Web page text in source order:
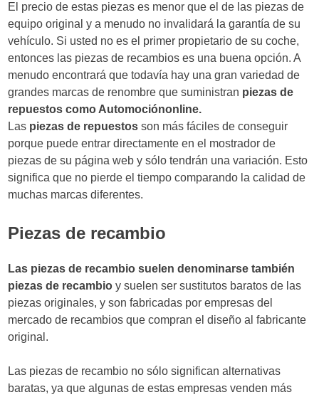
El precio de estas piezas es menor que el de las piezas de
equipo original y a menudo no invalidará la garantía de su
vehículo. Si usted no es el primer propietario de su coche,
entonces las piezas de recambios es una buena opción. A
menudo encontrará que todavía hay una gran variedad de
grandes marcas de renombre que suministran piezas de
repuestos como Automociónonline.
Las piezas de repuestos son más fáciles de conseguir
porque puede entrar directamente en el mostrador de
piezas de su página web y sólo tendrán una variación. Esto
significa que no pierde el tiempo comparando la calidad de
muchas marcas diferentes.
Piezas de recambio
Las piezas de recambio suelen denominarse también
piezas de recambioy suelen ser sustitutos baratos de las
piezas originales, y son fabricadas por empresas del
mercado de recambios que compran el diseño al fabricante
original.
Las piezas de recambio no sólo significan alternativas
baratas, ya que algunas de estas empresas venden más